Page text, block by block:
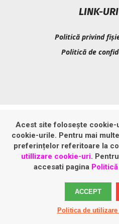
LINK-
Politică privind
Politică de
Acest site folosește cookie-
cookie-urile. Pentru mai
preferințelor referitoare la
utillizare cookie-uri.
accesati pagina
ACCEPT
Politica de